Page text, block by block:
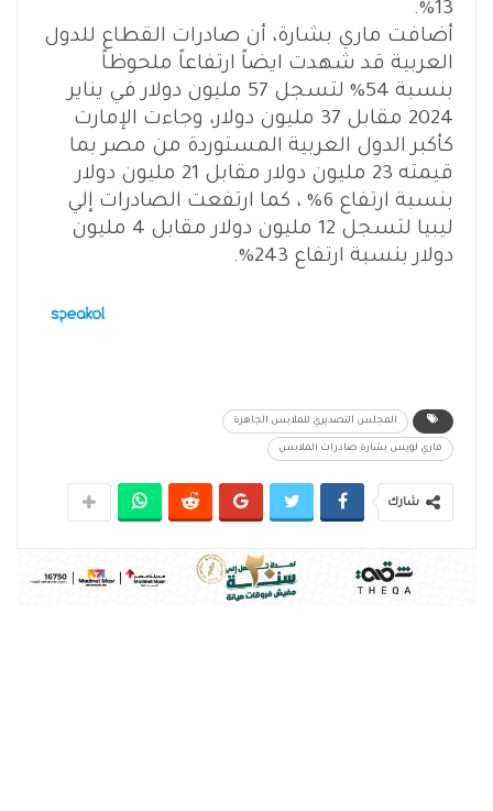
13%.
أضافت ماري بشارة، أن صادرات القطاع للدول
العربية قد شهدت ايضاً ارتفاعاً ملحوظاً
بنسبة 54% لتسجل 57 مليون دولار في يناير
2024 مقابل 37 مليون دولار، وجاءت الإمارت
كأكبر الدول العربية المستوردة من مصر بما
قيمته 23 مليون دولار مقابل 21 مليون دولار
بنسبة ارتفاع 6% ، كما ارتفعت الصادرات إلي
ليبيا لتسجل 12 مليون دولار مقابل 4 مليون
دولار بنسبة ارتفاع 243%.
المجلس التصديري للملابس الجاهزة
ماري لويس بشارة صادرات الملابس
شارك